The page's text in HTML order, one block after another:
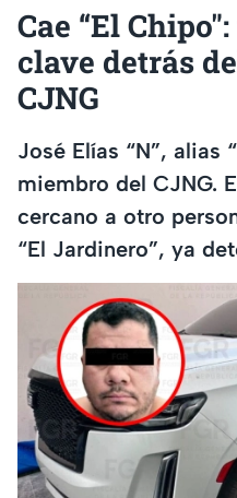
Cae “El
clave detrás
CJNG
José Elías “N”, alias
miembro del CJNG.
cercano a otro
“El Jardinero”, ya